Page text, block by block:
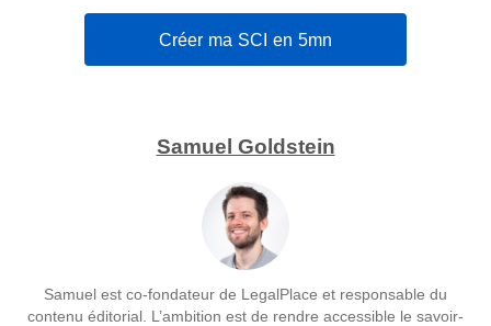
Créer ma SCI en 5mn
Samuel Goldstein
Samuel est co-fondateur de LegalPlace et responsable du
contenu éditorial. L’ambition est de rendre accessible le savoir-